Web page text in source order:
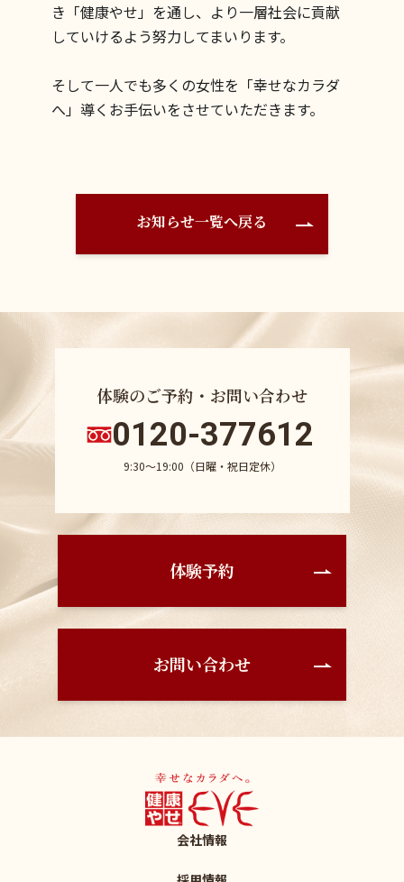
き「健康やせ」を通し、より一層社会に貢献
していけるよう努力してまいります。
そして一人でも多くの女性を「幸せなカラダ
へ」導くお手伝いをさせていただきます。
お知らせ一覧へ戻る
体験のご予約・お問い合わせ
0120-377612
9:30〜19:00（日曜・祝日定休）
体験予約
お問い合わせ
会社情報